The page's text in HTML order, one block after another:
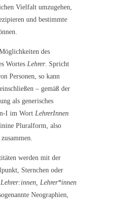
Vielfalt umzugehen,
und bestimmte
des
Wortes Lehrer. Spricht
Personen, so kann
– gemäß der
als generisches
I im Wort LehrerInnen
Pluralform, also
zusammen.
werden mit der
Sternchen oder
Lehrer:innen, Lehrer*innen
Neographien,